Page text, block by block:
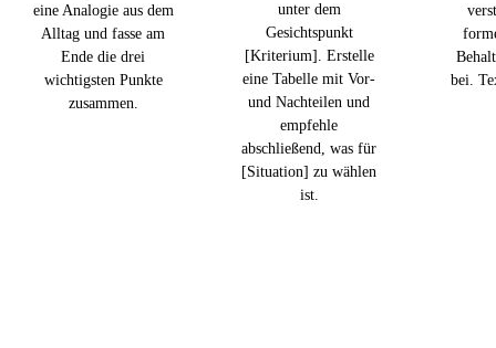
eine Analogie aus dem
Alltag und fasse am
Ende die drei
wichtigsten Punkte
zusammen.
unter dem
Gesichtspunkt
[Kriterium]. Erstelle
eine Tabelle mit Vor-
und Nachteilen und
empfehle
abschließend, was für
[Situation] zu wählen
ist.
bei.